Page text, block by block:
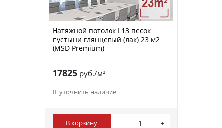
Натяжной потолок L13 песок
пустыни глянцевый (лак) 23 м2
(MSD Premium)
17825руб./м²
уточнить наличие
В корзину